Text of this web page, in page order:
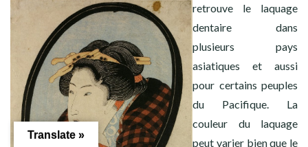
retrouve le laquage
dentaire dans
plusieurs pays
asiatiques et aussi
pour certains peuples
du Pacifique. La
couleur du laquage
peut varier bien que le
Translate »